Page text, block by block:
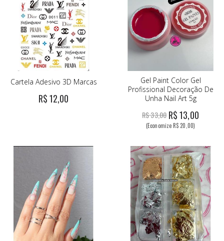
Cartela Adesivo 3D Marcas
R$ 12,00
Gel Paint Color Gel
Profissional Decoração De
Unha Nail Art 5g
R$ 33,00 R$ 13,00
(Economize R$ 20,00)